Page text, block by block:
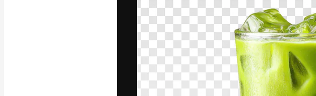
Иконки
3D-модели
Шрифты
Креативная платформа для создания
ваших лучших работ. Более 1 миллиона
подписчиков среди креаторов,
предприятий, агентств и студий.
Pусский